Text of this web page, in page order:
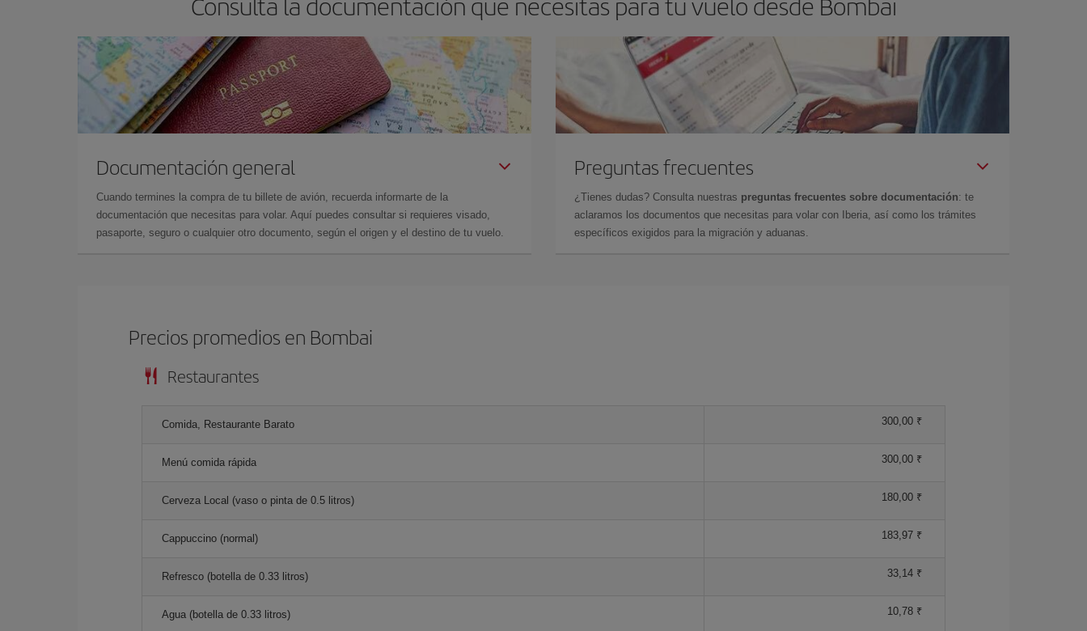
Documentación general
Cuando termines la compra de tu billete de avión, recuerda informarte de la
documentación que necesitas para volar. Aquí puedes consultar si requieres visado,
pasaporte, seguro o cualquier otro documento, según el origen y el destino de tu vuelo.
Preguntas frecuentes
¿Tienes dudas? Consulta nuestras preguntas frecuentes sobre documentación: te
aclaramos los documentos que necesitas para volar con Iberia, así como los trámites
específicos exigidos para la migración y aduanas.
Precios promedios en Bombai
Restaurantes
Comida, Restaurante Barato 300,00 ₹
Menú comida rápida 300,00 ₹
Cerveza Local (vaso o pinta de 0.5 litros) 180,00 ₹
Cappuccino (normal) 183,97 ₹
Refresco (botella de 0.33 litros) 33,14 ₹
Agua (botella de 0.33 litros) 10,78 ₹